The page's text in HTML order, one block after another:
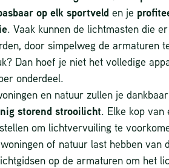
op elk sportveld en je
. Vaak kunnen de lichtmasten die
door simpelweg de armaturen
Dan hoef je niet het volledige
onderdeel.
en natuur zullen je
storend strooilicht. Elke kop van
om lichtvervuiling te
of natuur last hebben van
op de armaturen om het